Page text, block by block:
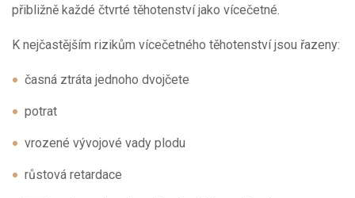
přibližně každé čtvrté těhotenství jako vícečetné.
K nejčastějším rizikům vícečetného těhotenství jsou řazeny:
časná ztráta jednoho dvojčete
potrat
vrozené vývojové vady plodu
růstová retardace